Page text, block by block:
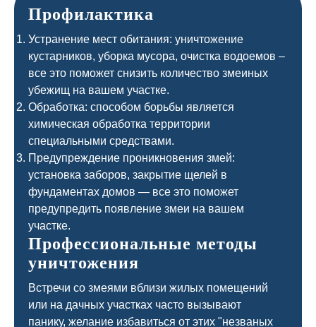
Профилактика
Устранение мест обитания: уничтожение
кустарников, уборка мусора, очистка водоемов –
все это поможет снизить количество змеиных
убежищ на вашем участке.
Обработка: способом борьбы является
химическая обработка территории
специальными средствами.
Предупреждение проникновения змей:
установка заборов, закрытие щелей в
фундаментах домов — все это поможет
предупредить появление змеи на вашем
участке.
Профессиональные методы
уничтожения
Встречи со змеями вблизи жилых помещений
или на дачных участках часто вызывают
панику, желание избавиться от этих "незваных